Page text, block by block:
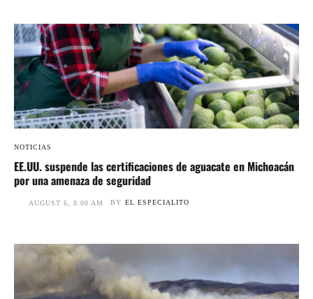
NOTICIAS
EE.UU. suspende las certificaciones de aguacate en Michoacán
por una amenaza de seguridad
AUGUST 6, 8:00 AM BY EL ESPECIALITO